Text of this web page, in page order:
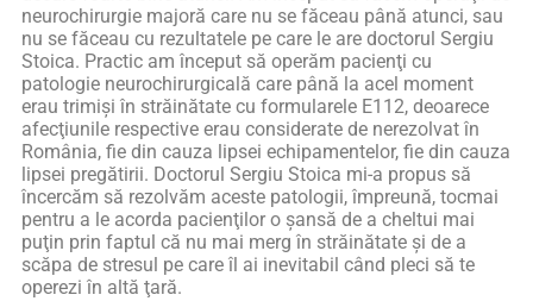
neurochirurgie majoră care nu se făceau până atunci, sau
nu se făceau cu rezultatele pe care le are doctorul Sergiu
Stoica. Practic am început să operăm pacienţi cu
patologie neurochirurgicală care până la acel moment
erau trimişi în străinătate cu formularele E112, deoarece
afecţiunile respective erau considerate de nerezolvat în
România, fie din cauza lipsei echipamentelor, fie din cauza
lipsei pregătirii. Doctorul Sergiu Stoica mi-a propus să
încercăm să rezolvăm aceste patologii, împreună, tocmai
pentru a le acorda pacienţilor o şansă de a cheltui mai
puţin prin faptul că nu mai merg în străinătate şi de a
scăpa de stresul pe care îl ai inevitabil când pleci să te
operezi în altă ţară.